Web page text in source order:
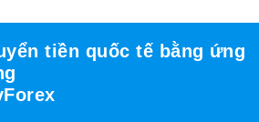
tiền quốc tế bằng ứng